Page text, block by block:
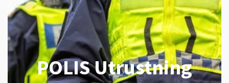
POLIS Utrustning